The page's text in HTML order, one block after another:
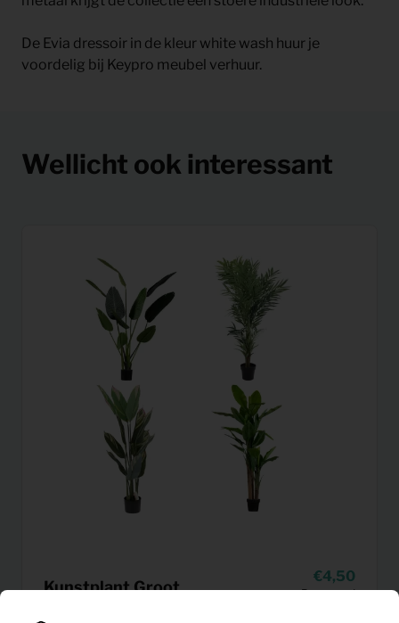
De Evia dressoir in de kleur white wash huur je
voordelig bij Keypro meubel verhuur.
Wellicht ook interessant
Kunstplant Groot
4,50
Per maand